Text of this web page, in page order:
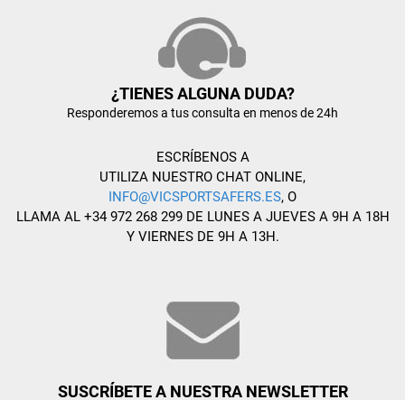
¿TIENES ALGUNA DUDA?
Responderemos a tus consulta en menos de 24h
ESCRÍBENOS A
UTILIZA NUESTRO CHAT ONLINE,
INFO@VICSPORTSAFERS.ES, O
LLAMA AL +34 972 268 299 DE LUNES A JUEVES A 9H A 18H
Y VIERNES DE 9H A 13H.
SUSCRÍBETE A NUESTRA NEWSLETTER